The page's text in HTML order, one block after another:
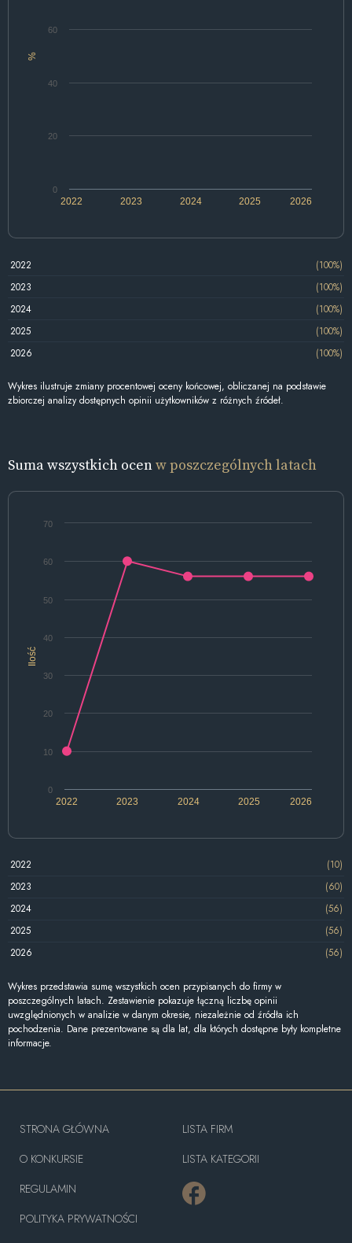
%
2022 2024 2026
2023 2025
0
20
40
60
2022
(100%)
2023
(100%)
2024
(100%)
2025
(100%)
2026
(100%)
Wykres ilustruje zmiany procentowej oceny końcowej, obliczanej na podstawie
zbiorczej analizy dostępnych opinii użytkowników z różnych źródeł.
Suma wszystkich ocenw poszczególnych latach
Ilość
2022 2024 2026
2023 2025
0
10
20
30
40
50
60
70
2022
(10)
2023
(60)
2024
(56)
2025
(56)
2026
(56)
Wykres przedstawia sumę wszystkich ocen przypisanych do firmy w
poszczególnych latach. Zestawienie pokazuje łączną liczbę opinii
uwzględnionych w analizie w danym okresie, niezależnie od źródła ich
pochodzenia. Dane prezentowane są dla lat, dla których dostępne były kompletne
informacje.
STRONA GŁÓWNA
O KONKURSIE
REGULAMIN
POLITYKA PRYWATNOŚCI
LISTA FIRM
LISTA KATEGORII